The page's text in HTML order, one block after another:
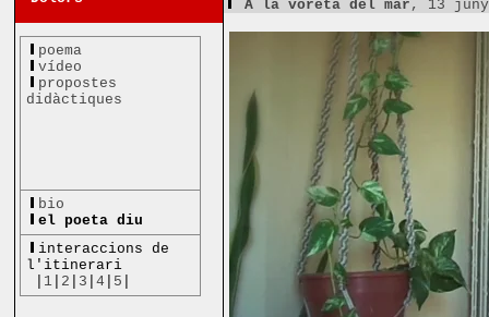
poema
vídeo
propostes
didàctiques
bio
el poeta diu
interaccions de
l'itinerari
1 2 3 |4 5
A la voreta del mar , 13